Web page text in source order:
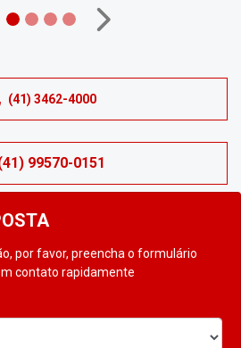
por favor, preencha o formulário
contato rapidamente
Próximo
(41) 3462-4000
99570-0151